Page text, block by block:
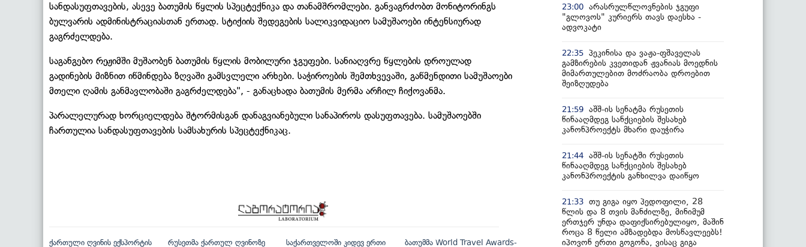
სანდასუფთავების, ასევე ბათუმის წყლის სპეცტექნიკა და თანამშრომლები. განვაგრძობთ მონიტორინგს
ბულვარის ადმინისტრაციასთან ერთად. სტიქიის შედეგების სალიკვიდაციო სამუშაოები ინტენსიურად
გაგრძელდება.
საგანგებო რეჟიმში მუშაობენ ბათუმის წყლის მობილური ჯგუფები. სანიაღვრე წყლების დროულად
გადინების მიზნით იწმინდება ზღვაში გამსვლელი არხები. საჭიროების შემთხვევაში, გაწმენდითი სამუშაოები
მთელი ღამის განმავლობაში გაგრძელდება", - განაცხადა ბათუმის მერმა არჩილ ჩიქოვანმა.
პარალელურად ხორციელდება შტორმისგან დანაგვიანებული სანაპიროს დასუფთავება. სამუშაოებში
ჩართულია სანდასუფთავების სამსახურის სპეცტექნიკაც.
ქართული ღვინის ექსპორტის
რუსეთმა ქართულ ღვინოზე
საქართველოში კიდევ ერთი
ბათუმმა World Travel Awards-
23:00 არასრულწლოვნების ჯგუფი
"გლოვოს" კურიერს თავს დაესხა -
ადვოკატი
22:35 პეკინისა და ვაჟა-ფშაველას
გამზირების კვეთიდან ჟვანიას მოედნის
მიმართულებით მოძრაობა დროებით
შეიზღუდება
21:59 აშშ-ის სენატმა რუსეთის
წინააღმდეგ სანქციების შესახებ
კანონპროექტს მხარი დაუჭირა
21:44 აშშ-ის სენატში რუსეთის
წინააღმდეგ სანქციების შესახებ
კანონპროექტის განხილვა დაიწყო
21:33 თუ გიგა იყო პედოფილი, 28
წლის და 8 თვის მანძილზე, მინიმუმ
ერთჯერ უნდა დაფიქსირებულიყო, მაშინ
როცა 8 წელი ამზადებდა მოსწავლეებს!
იპოვონ ერთი გოგონა, ვისაც გიგა